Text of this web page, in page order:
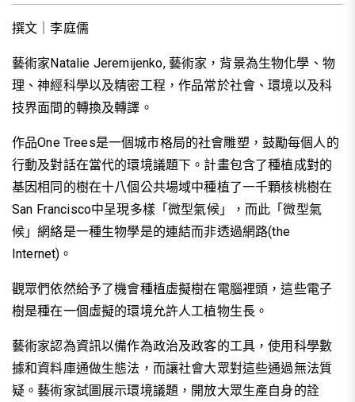
撰文｜李庭儒
藝術家Natalie Jeremijenko, 藝術家，背景為生物化學、物
理、神經科學以及精密工程，作品常於社會、環境以及科
技界面間的轉換及轉譯。
作品One Trees是一個城市格局的社會雕塑，鼓勵每個人的
行動及對話在當代的環境議題下。計畫包含了種植成對的
基因相同的樹在十八個公共場域中種植了一千顆核桃樹在
San Francisco中呈現多樣「微型氣候」，而此「微型氣
候」網絡是一種生物學是的連結而非透過網路(the
Internet)。
觀眾們依然給予了機會種植虛擬樹在電腦裡頭，這些電子
樹是種在一個虛擬的環境允許人工植物生長。
藝術家認為資訊以備作為政治及政客的工具，使用科學數
據和資料庫通做生態法，而讓社會大眾對這些通過無法質
疑。藝術家試圖展示環境議題，開放大眾生產自身的詮